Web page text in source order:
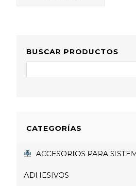
BUSCAR PRODUCTOS
CATEGORÍAS
ACCESORIOS PARA
ADHESIVOS